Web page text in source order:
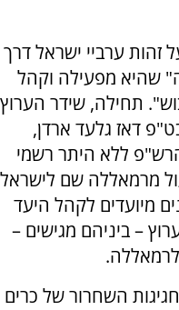
ערביי ישראל דרך
שהיא מפעילה וקהל
תחילה, שידר הערוץ
שר הבט"פ דאז גלעד ארדן,
ללא היתר רשמי
מרמאללה שם לישראל
מיועדים לקהל היעד
– ביניהם מגישים –
השחרור של כרים